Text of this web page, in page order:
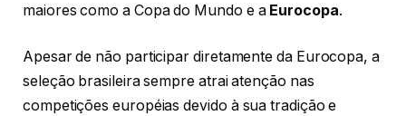
maiores como a Copa do Mundo e a Eurocopa.
Apesar de não participar diretamente da Eurocopa, a
seleção brasileira sempre atrai atenção nas
competições européias devido à sua tradição e